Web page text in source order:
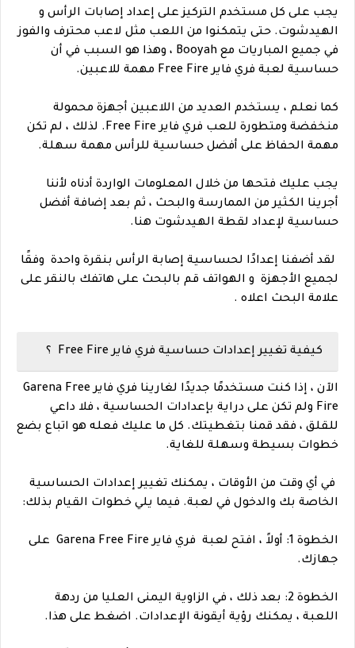
يجب على كل مستخدم التركيز على إعداد إصابات الرأس و
الهيدشوت. حتى يتمكنوا من اللعب مثل لاعب محترف والفوز
في جميع المباريات مع Booyah ، وهذا هو السبب في أن
حساسية لعبة فري فاير Free Fire مهمة للاعبين.
كما نعلم ، يستخدم العديد من اللاعبين أجهزة محمولة
منخفضة ومتطورة للعب فري فاير Free Fire. لذلك ، لم تكن
مهمة الحفاظ على أفضل حساسية للرأس مهمة سهلة.
يجب عليك فتحها من خلال المعلومات الواردة أدناه لأننا
أجرينا الكثير من الممارسة والبحث ، ثم بعد إضافة أفضل
حساسية لإعداد لقطة الهيدشوت هنا.
لقد أضفنا إعدادًا لحساسية إصابة الرأس بنقرة واحدة وفقًا
لجميع الأجهزة و الهواتف قم بالبحث على هاتفك بالنقر على
علامة البحث اعلاه .
كيفية تغيير إعدادات حساسية فري فاير Free Fire ؟
الآن ، إذا كنت مستخدمًا جديدًا لغارينا فري فاير Garena Free
Fire ولم تكن على دراية بإعدادات الحساسية ، فلا داعي
للقلق ، فقد قمنا بتغطيتك. كل ما عليك فعله هو اتباع بضع
خطوات بسيطة وسهلة للغاية.
في أي وقت من الأوقات ، يمكنك تغيير إعدادات الحساسية
الخاصة بك والدخول في لعبة. فيما يلي خطوات القيام بذلك:
الخطوة 1: أولاً ، افتح لعبة فري فاير Garena Free Fire على
جهازك.
الخطوة 2: بعد ذلك ، في الزاوية اليمنى العليا من ردهة
اللعبة ، يمكنك رؤية أيقونة الإعدادات. اضغط على هذا.